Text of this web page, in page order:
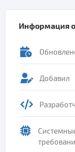
Информация
Добавил